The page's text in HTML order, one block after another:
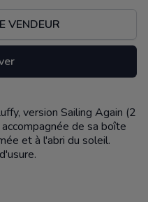
VENDEUR
version Sailing Again (2
de sa boîte
et à l'abri du soleil.